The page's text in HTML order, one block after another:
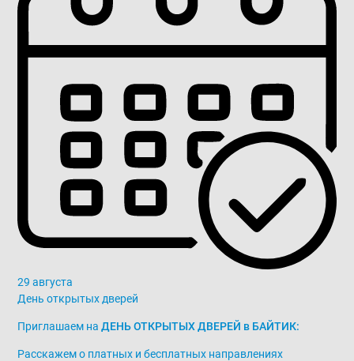
29 августа
День открытых дверей
Приглашаем наДЕНЬ ОТКРЫТЫХ ДВЕРЕЙ в БАЙТИК:
Расскажем о платных и бесплатных направлениях